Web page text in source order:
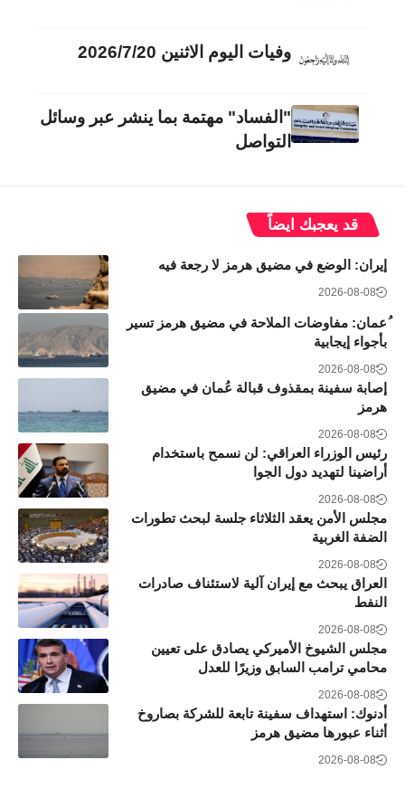
وفيات اليوم الاثنين 2026/7/20
"الفساد" مهتمة بما ينشر عبر وسائل
التواصل
قد يعجبك ايضاً
إيران: الوضع في مضيق هرمز لا رجعة فيه
2026-08-08
ُعمان: مفاوضات الملاحة في مضيق هرمز تسير
بأجواء إيجابية
2026-08-08
إصابة سفينة بمقذوف قبالة عُمان في مضيق
هرمز
2026-08-08
رئيس الوزراء العراقي: لن نسمح باستخدام
أراضينا لتهديد دول الجوا
2026-08-08
مجلس الأمن يعقد الثلاثاء جلسة لبحث تطورات
الضفة الغربية
2026-08-08
العراق يبحث مع إيران آلية لاستئناف صادرات
النفط
2026-08-08
مجلس الشيوخ الأميركي يصادق على تعيين
محامي ترامب السابق وزيرًا للعدل
2026-08-08
أدنوك: استهداف سفينة تابعة للشركة بصاروخ
أثناء عبورها مضيق هرمز
2026-08-08